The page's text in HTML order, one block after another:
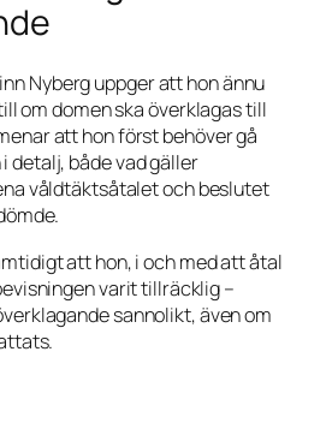
Nyberg uppger att hon ännu
om domen ska överklagas till
att hon först behöver gå
detalj, både vad gäller
våldtäktsåtalet och beslutet
att hon, i och med att åtal
varit tillräcklig –
sannolikt, även om